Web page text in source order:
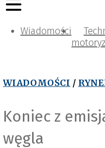
Wiadomości
WIADOMOŚCI /
Koniec z
węgla